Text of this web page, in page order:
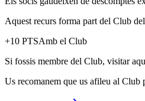
Aquest recurs forma part del Club
+10 PTSAmb el Club
Si fossis membre del Club, visitar
Us recomanem que us afileu al Club